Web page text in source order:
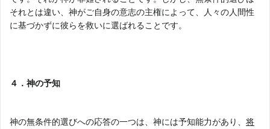
それとは違い、神がご自身の意志の主権によって、人々の人間性
に基づかずに彼らを救いに選ばれることです。
４．神の予知
神の無条件的選びへの応答の一つは、神には予知能力があり、 将